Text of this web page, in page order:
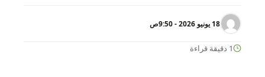
18 يونيو 2026 - 9:50ص
1 دقيقة قراءة